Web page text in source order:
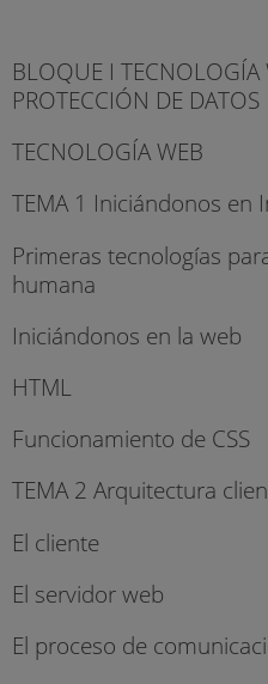
BLOQUE I TECNOLOGÍA
PROTECCIÓN DE DATOS
TECNOLOGÍA WEB
TEMA 1 Iniciándonos en
Primeras tecnologías
humana
Iniciándonos en la web
HTML
Funcionamiento de CSS
TEMA 2 Arquitectura
El cliente
El servidor web
El proceso de